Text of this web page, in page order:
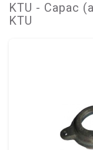
KTU - Capac
KTU